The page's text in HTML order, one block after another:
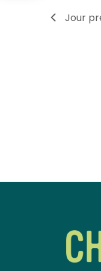
Jour